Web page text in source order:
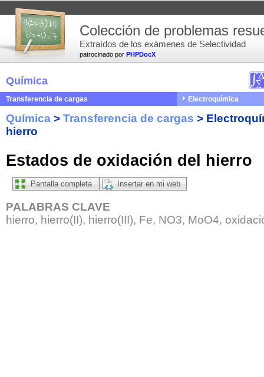
patrocinado por PHPDocX
Colección de problemas
Extraídos de los exámenes de Selectividad
Química
Transferencia de cargas Electroquímica
Química > Transferencia de cargas >
hierro
Estados de oxidación del hierro
Pantalla completa Insertar en mi web
PALABRAS CLAVE
hierro, hierro(II), hierro(III), Fe, NO3, MoO4,